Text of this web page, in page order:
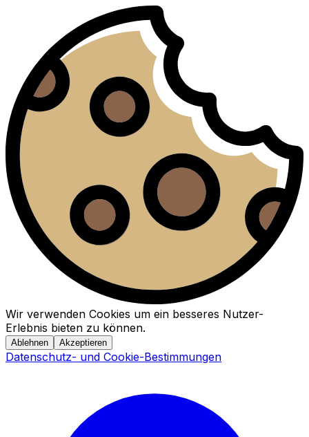
Wir verwenden Cookies um ein besseres Nutzer-
Erlebnis bieten zu können.
Ablehnen Akzeptieren
Datenschutz- und Cookie-Bestimmungen